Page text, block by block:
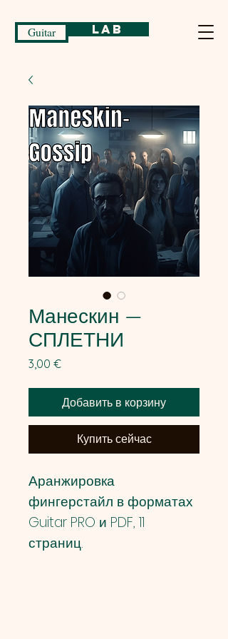
Guitar Lab
Манескин —
СПЛЕТНИ
3,00 €Цена
Добавить в корзину
Купить сейчас
Аранжировка
фингерстайл в форматах
Guitar PRO и PDF, 11
страниц.